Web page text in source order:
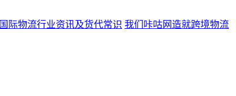
国际物流行业资讯及货代常识 我们 咔咕网造就跨境物流